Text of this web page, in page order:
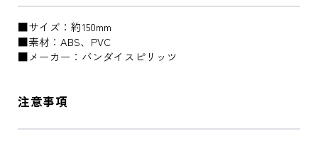
■サイズ：約150mm
■素材：ABS、PVC
■メーカー：バンダイスピリッツ
注意事項